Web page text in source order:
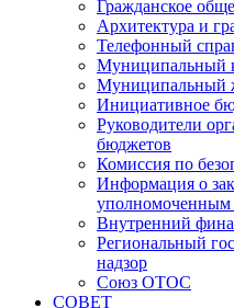
Гражданское
Архитектура и
Телефонный
Муниципальный
Муниципальный
Инициативное
Руководители
бюджетов
Комиссия по
Информация о
уполномоченным
Внутренний
Региональный
надзор
Союз ОТОС
СОВЕТ